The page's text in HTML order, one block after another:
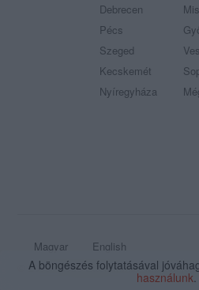
Debrecen
Pécs
Szeged
Kecskemét
Nyíregyháza
Magyar
English
© 2009 - 2026 Etterem.hu - Minden
A böngészés folytatásával
használunk.